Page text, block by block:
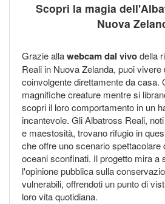
Scopri la magia
Nuova
Grazie allawebcam dal vivodella
Reali in Nuova Zelanda, puoi
coinvolgente direttamente da casa.
magnifiche creature mentre si
scopri il loro comportamento in un
incantevole. Gli Albatross Reali,
e maestosità, trovano rifugio in
che offre uno scenario
oceani sconfinati. Il progetto mira a
l'opinione pubblica sulla
vulnerabili, offrendoti un punto di
loro vita quotidiana.